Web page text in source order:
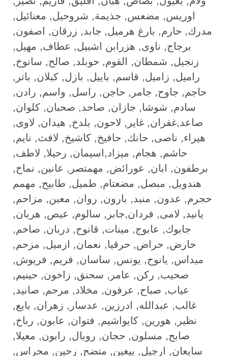
اوريس, مضعس, جذيمة, شروحيل, معنائيل,
مدرك, حارم, بارغ هرميل, جابد, زرقان, اصفون,
برجاج, ناوى, هزرابن اشبيل, عطاف, مهيل,
زنجيل, شمطان, القوم, حوبلد, صالح, سانوخ,
راميل, زاميل, قاسم, باييل, بازل, كبلان, باتر,
حاجم, جاوح, جامر, حاجن, راسل, واسم, رادن,
سادم, شوشا, جازان, صاحد, صحبان, كلوان,
صاعد,غفران, غاير, لاحون, بلدخ, هيدان, لاوى,
هيراء, ناصى, حانك, حافيخ, كاشيخ, لافث, نايم,
حاشم, هجام, ميزاد,اسيمان, رحيلا, لاطف,
برطفون, ابان, عورائض, مهمتصر, عانين, نماخ,
هندويل, مبصل, مضعتام, طميل, طابيح, مهمم
حجرم, عدون, منبد, بارون, روان, معبن, مزاحم,
يانيد, لامى, فردان,جابر, سالوم, عيص, هربان,
جابوك, عابوج, مينات, قانوح, دربان, صاخم,
حارض, حراض, حرقيا, نعمان, ازميل, مزحم,
ميداس, يانوح, يونس, ساسان, فريم, فريوش,
صحيب, ركن, عامر, سحنق, زاخون, حينيم,
عياب, صباح, عرفون, مخلاد, مرحم, صانيد,
غالب, عبدالله, ادرزين, عدسار, زهران, بايع,
نظير, هورين, كايواشيم, فتوان, عابون, رباخ,
صابح, مسلون, حجان, روبال, رابون, معيلا,
سايعان, ارجيل, بيغين, متضح, رحين, محراس,